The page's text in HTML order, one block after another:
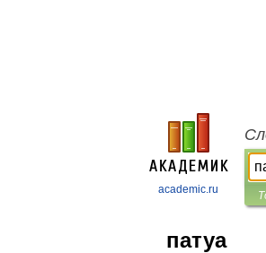
academic.ru
патуа